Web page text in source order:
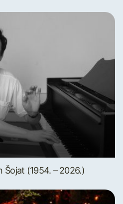
Šojat (1954. – 2026.)